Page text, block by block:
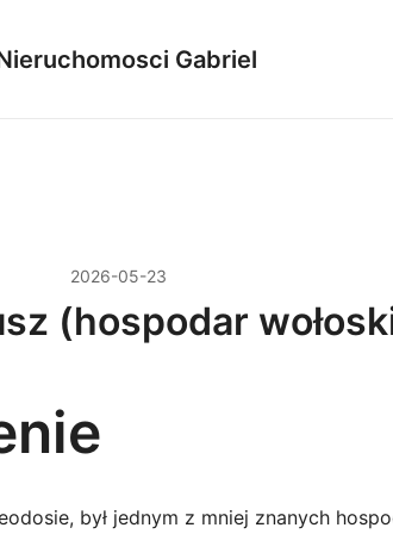
Gabriel
2026-05-23
(hospodar
był jednym z mniej znanych